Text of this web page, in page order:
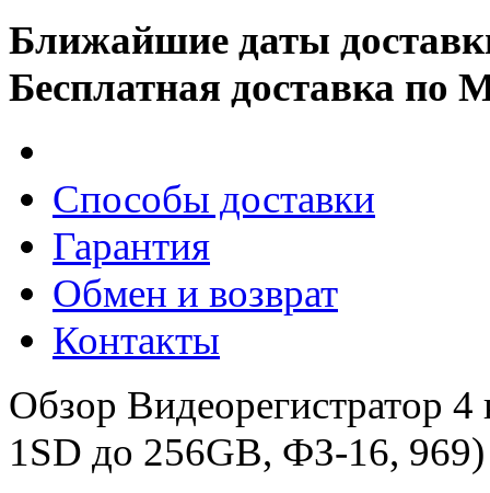
Ближайшие даты
Бесплатная доставка по
Способы доставки
Гарантия
Обмен и возврат
Контакты
Обзор Видеорегистратор
1SD до 256GB, ФЗ-16, 969)